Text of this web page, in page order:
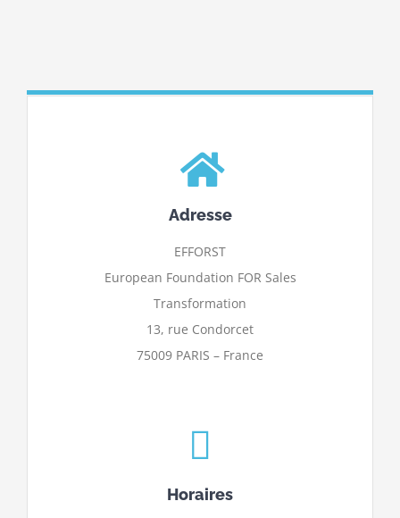
Adresse
EFFORST
European Foundation FOR Sales
Transformation
13, rue Condorcet
75009 PARIS – France
Horaires